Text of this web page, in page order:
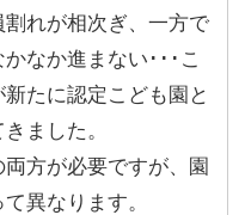
れが相次ぎ、一方で
なか進まない･･･こ
たに認定こども園と
ました。
方が必要ですが、園
異なります。